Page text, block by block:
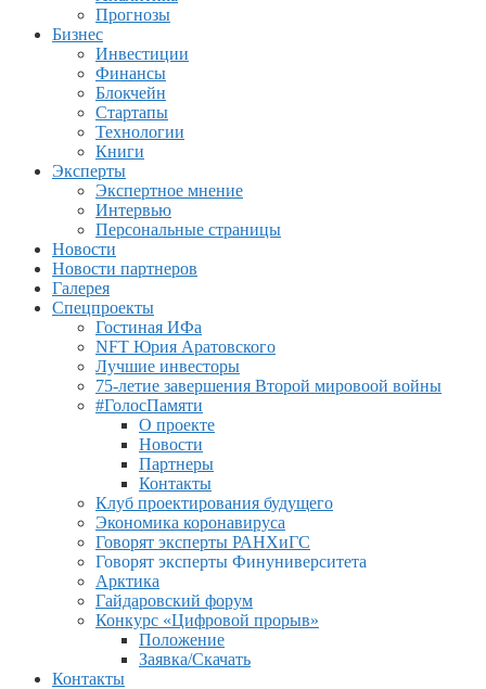
Прогнозы
Бизнес
Инвестиции
Финансы
Блокчейн
Стартапы
Технологии
Книги
Эксперты
Экспертное мнение
Интервью
Персональные страницы
Новости
Новости партнеров
Галерея
Спецпроекты
Гостиная ИФа
NFT Юрия Аратовского
Лучшие инвесторы
75-летие завершения Второй мировоой войны
#ГолосПамяти
О проекте
Новости
Партнеры
Контакты
Клуб проектирования будущего
Экономика коронавируса
Говорят эксперты РАНХиГС
Говорят эксперты Финуниверситета
Арктика
Гайдаровский форум
Конкурс «Цифровой прорыв»
Положение
Заявка/Скачать
Контакты